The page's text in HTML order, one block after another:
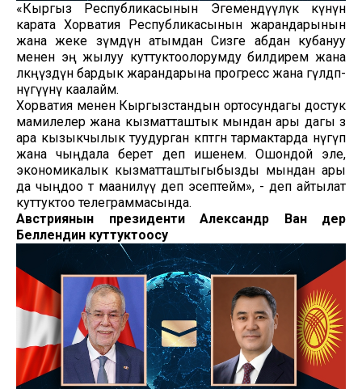
«Кыргыз Республикасынын Эгемендүүлүк күнүнө
карата Хорватия Республикасынын жарандарынын
жана жеке өзүмдүн атымдан Сизге абдан кубануу
менен эң жылуу куттуктоолорумду билдирем жана
өлкөңүздүн бардык жарандарына прогресс жана гүлдөп-
өнүгүүнү каалайм.
Хорватия менен Кыргызстандын ортосундагы достук
мамилелер жана кызматташтык мындан ары дагы өз
ара кызыкчылык туудурган көптөгөн тармактарда өнүгүп
жана чыңдала берет деп ишенем. Ошондой эле,
экономикалык кызматташтыгыбызды мындан ары
да чыңдоо өтө маанилүү деп эсептейм», - деп айтылат
куттуктоо телеграммасында.
Австриянын президенти Александр Ван дер
Беллендин куттуктоосу